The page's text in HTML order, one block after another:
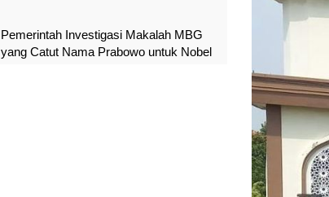
Pemerintah Investigasi Makalah MBG
yang Catut Nama Prabowo untuk Nobel